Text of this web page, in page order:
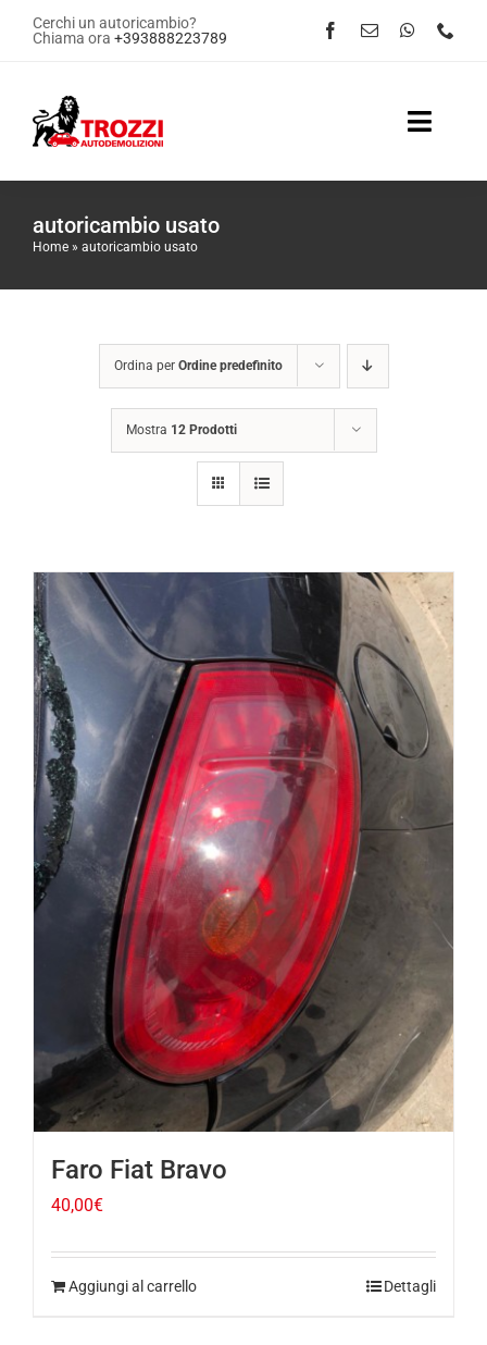
SaltaCerchi un autoricambio?
Chiama ora +393888223789
Toggle
Contattaci
autoricambio usato
Home » autoricambio usato
Ordina per Ordine predefinito
Mostra 12 Prodotti
Faro Fiat Bravo
40,00€
Aggiungi al carrello Dettagli